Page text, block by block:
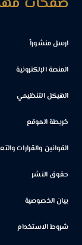
ارسل منشوراً
المنصة الإلكترونية
الهيكل التنظيمي
خريطة الموقع
القوانين والقرارات
حقوق النشر
بيان الخصوصية
شروط الاستخدام